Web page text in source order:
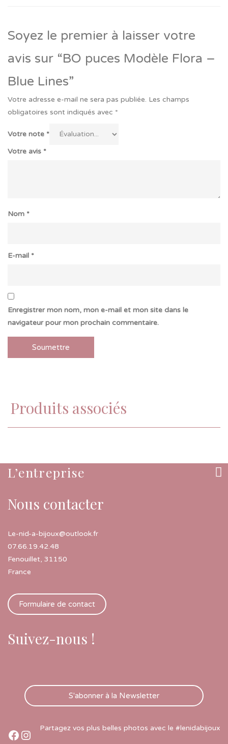
Soyez le premier à laisser votre
avis sur “BO puces Modèle Flora –
Blue Lines”
Votre adresse e-mail ne sera pas publiée. Les champs
obligatoires sont indiqués avec *
Votre note *
Votre avis *
Nom *
E-mail *
Enregistrer mon nom, mon e-mail et mon site dans le
navigateur pour mon prochain commentaire.
Produits associés
L’entreprise
Nous contacter
Le-nid-a-bijoux@outlook.fr
07.66.19.42.48
Fenouillet, 31150
France
Formulaire de contact
Suivez-nous !
S'abonner à la Newsletter
Partagez vos plus belles photos avec le #lenidabijoux